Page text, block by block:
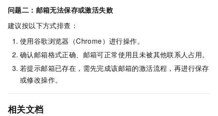
问题二：邮箱无法保存或激活失败
建议按以下方式排查：
使用谷歌浏览器（Chrome）进行操作。
确认邮箱格式正确、邮箱可正常使用且未被其他联系人占用。
若提示邮箱已存在，需先完成该邮箱的激活流程，再进行保存
或修改操作。
相关文档